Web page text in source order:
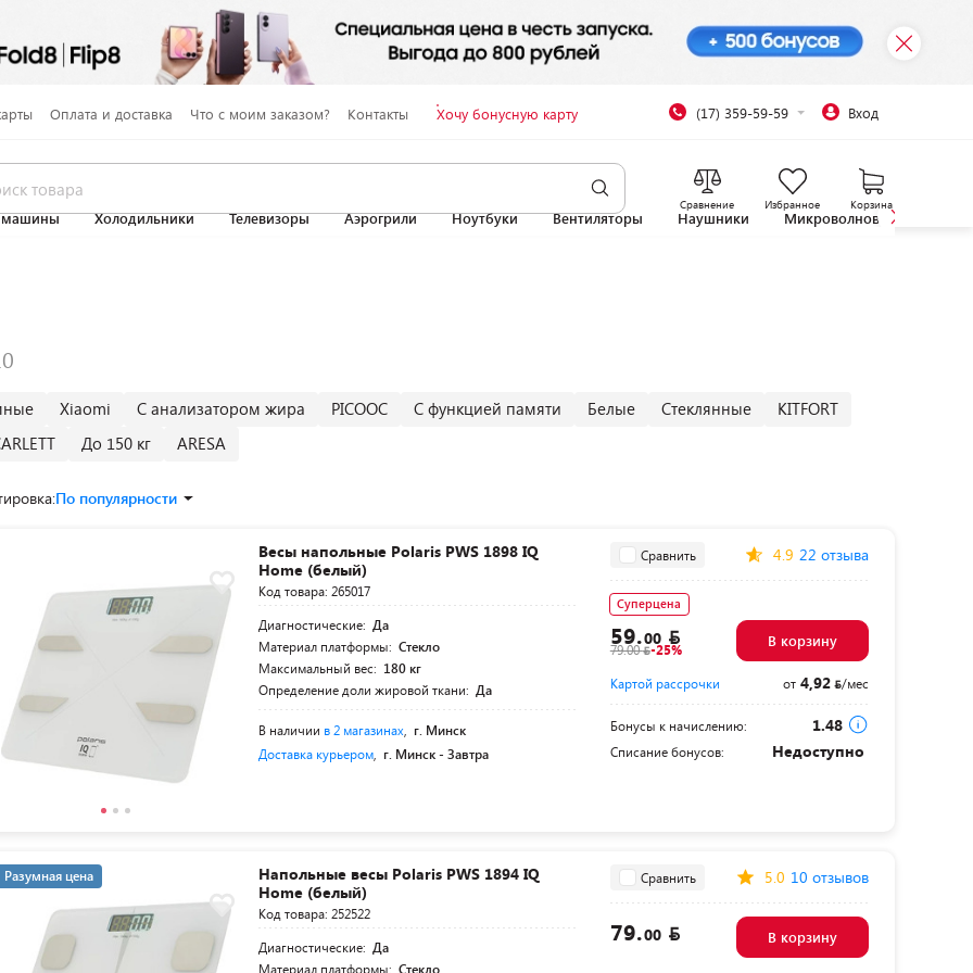
Оплата и доставка Что с моим заказом? Контакты Хочу бонусную карту (17) 359-59-59 Вход
Сравнение Избранное Корзина
машины Холодильники Телевизоры Аэрогрили Ноутбуки Вентиляторы Наушники Микроволновые печи
Xiaomi С анализатором жира PICOOC С функцией памяти Белые Стеклянные
KITFORT
До 150 кг ARESA
По популярности
Весы напольные Polaris PWS 1898 IQ
Home (белый)
Код товара: 265017
Диагностические: Да
Материал платформы: Стекло
Максимальный вес: 180 кг
Определение доли жировой ткани: Да
В наличии в 2 магазинах г. Минск
Доставка курьером г. Минск -Завтра
Сравнить 4.9 22 отзыва
Суперцена
59.00
79.00 -25% В корзину
Картой рассрочки от4,92 /мес
Бонусы к начислению: 1.48
Списание бонусов: Недоступно
Разумная цена
Напольные весы Polaris PWS 1894 IQ
Home (белый)
Код товара: 252522
Диагностические: Да
Материал платформы: Стекло
Сравнить 5.0 10 отзывов
79.00 В корзину